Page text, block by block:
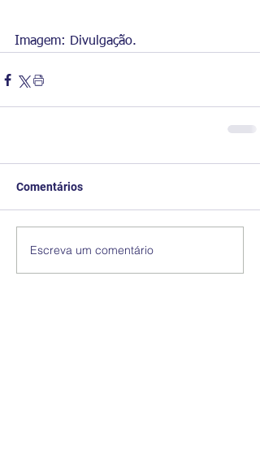
Imagem: Divulgação.
Comentários
Escreva um comentário